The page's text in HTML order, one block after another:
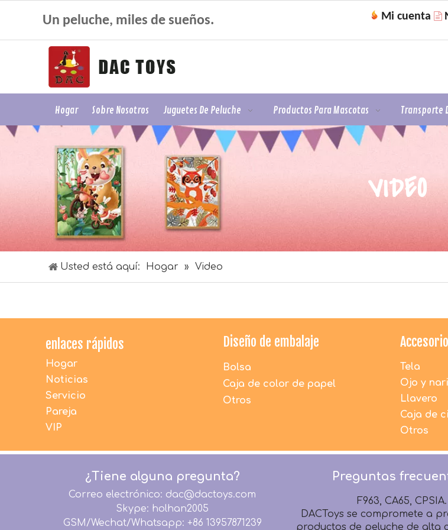
Un peluche, miles de sueños. Mi cuenta 
Hogar Sobre Nosotros Juguetes De Peluche Productos Para Mascotas Transporte
VIDEO
Usted está aquí: Hogar » Video
enlaces rápidos
Hogar
Noticias
Servicio
Pareja
VIP
Diseño de embalaje
Bolsa
Caja de color de papel
Otros
Tela
Ojo y
Llavero
Caja de
Otros
¿Tiene alguna pregunta?
Correo electrónico: dac@dactoys.com
Skype: holhan2005
GSM/Wechat/Whatsapp: +86 13957871239
Preguntas
¿Los juguetes de peluche de
para los niños?
1. Todos los materiales
son 100% nuevos y respetuosos
ambiente.
2. Todos los productos antes
100% inspeccionados por
agujas.
3. Todos los productos se
seguridad EN71, EN62115, EMC,
DACToys se compromete a
productos de peluche de alta